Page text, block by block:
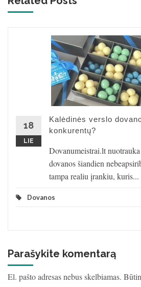
18
LIE
Kalėdinės verslo
konkurentų?
Dovanumeistrai.lt
dovanos šiandien
tampa realiu įrankiu, kuris...
Dovanos
Parašykite komentarą
El. pašto adresas nebus skelbiamas.